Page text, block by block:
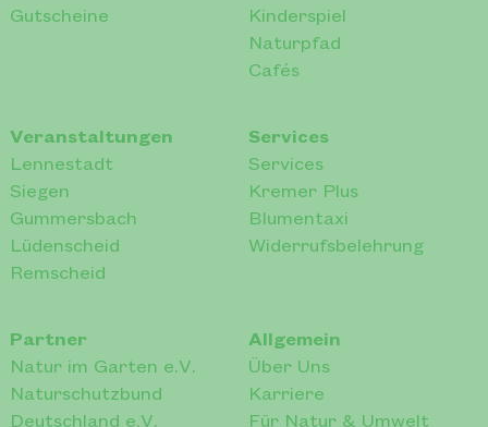
Gutscheine
Kinderspiel
Naturpfad
Cafés
Veranstaltungen
Lennestadt
Siegen
Gummersbach
Lüdenscheid
Remscheid
Services
Services
Kremer Plus
Blumentaxi
Widerrufsbelehrung
Partner
Natur im Garten e.V.
Naturschutzbund
Deutschland e.V.
Allgemein
Über Uns
Karriere
Für Natur & Umwelt